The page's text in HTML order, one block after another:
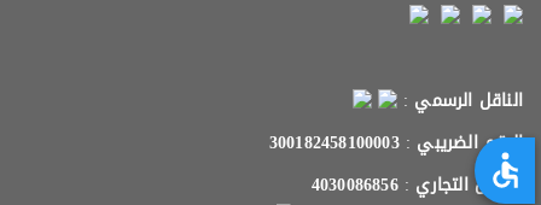
الناقل الرسمي:
الرقم الضريبي:
300182458100003
السجل التجاري:
4030086856